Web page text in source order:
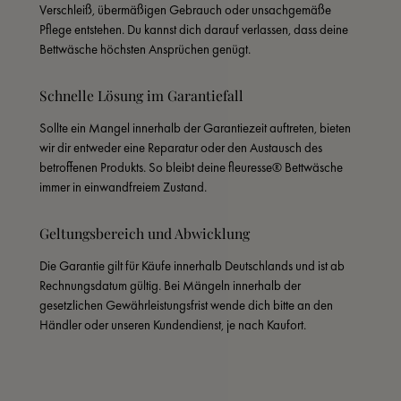
Verschleiß, übermäßigen Gebrauch oder unsachgemäße
Pflege entstehen. Du kannst dich darauf verlassen, dass deine
Bettwäsche höchsten Ansprüchen genügt.
Schnelle Lösung im Garantiefall
Sollte ein Mangel innerhalb der Garantiezeit auftreten, bieten
wir dir entweder eine Reparatur oder den Austausch des
betroffenen Produkts. So bleibt deine fleuresse® Bettwäsche
immer in einwandfreiem Zustand.
Geltungsbereich und Abwicklung
Die Garantie gilt für Käufe innerhalb Deutschlands und ist ab
Rechnungsdatum gültig. Bei Mängeln innerhalb der
gesetzlichen Gewährleistungsfrist wende dich bitte an den
Händler oder unseren Kundendienst, je nach Kaufort.